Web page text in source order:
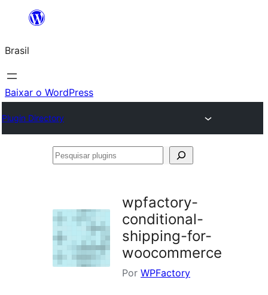
o
conteúdo
Brasil
Baixar o WordPress
Plugin Directory
Pesquisar
wpfactory-
conditional-
shipping-for-
woocommerce
Por WPFactory